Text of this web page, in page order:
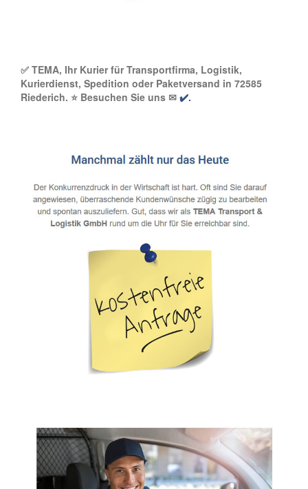
✅ TEMA, Ihr Kurier für Transportfirma, Logistik,
Kurierdienst, Spedition oder Paketversand in 72585
Riederich. ⭐ Besuchen Sie uns ✉ ✔️.